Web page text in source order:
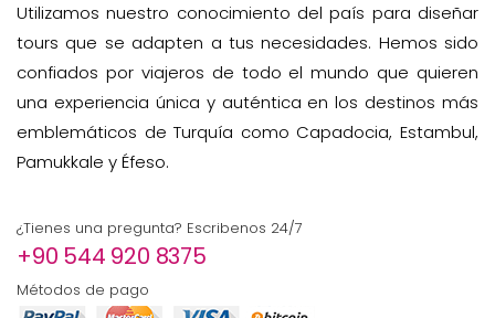
Utilizamos nuestro conocimiento del país para diseñar
tours que se adapten a tus necesidades. Hemos sido
confiados por viajeros de todo el mundo que quieren
una experiencia única y auténtica en los destinos más
emblemáticos de Turquía como Capadocia, Estambul,
Pamukkale y Éfeso.
¿Tienes una pregunta? Escribenos 24/7
+90 544 920 8375
Métodos de pago